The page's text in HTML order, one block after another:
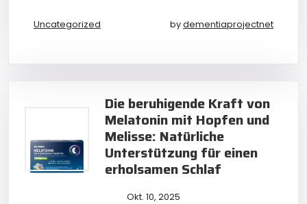
Uncategorized bydementiaprojectnet
Die beruhigende Kraft von
Melatonin mit Hopfen und
Melisse: Natürliche
Unterstützung für einen
erholsamen Schlaf
Okt. 10, 2025